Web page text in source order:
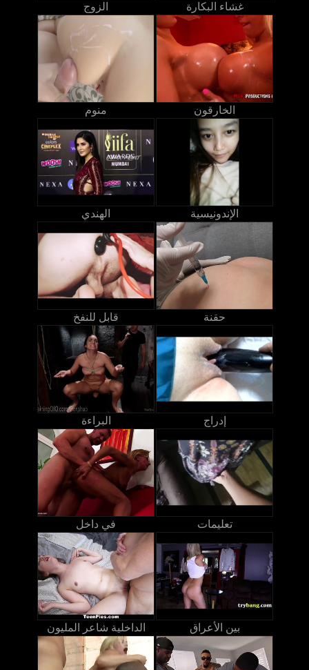
الزوج غشاء البكارة
منوم الخارقون
الهندي الإندونيسية
قابل للنفخ حقنة
البراءة إدراج
في داخل تعليمات
الداخلية شاعر المليون بين الأعراق